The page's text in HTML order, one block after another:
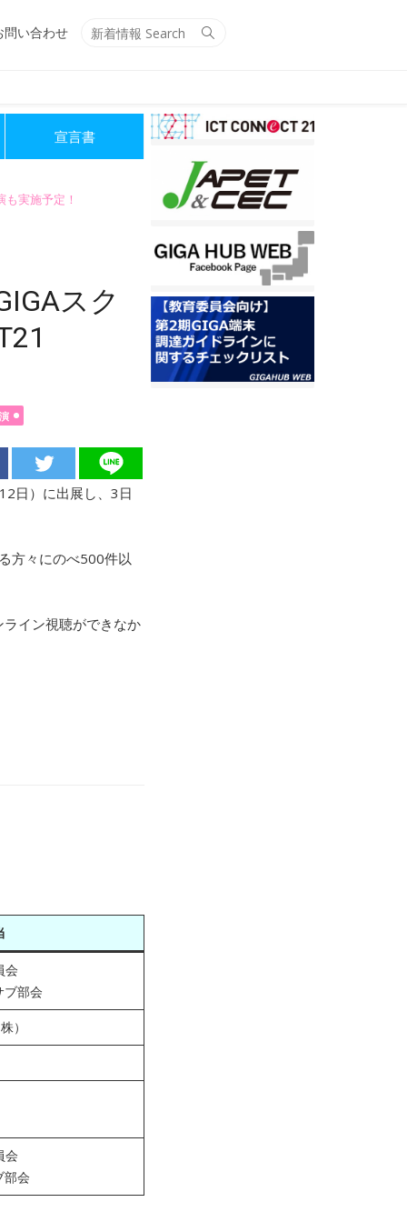
Search
問い合わせ
宣言書
実施予定！
スク
日）に出展し、3日
方々にのべ500件以
イン視聴ができなか
会
ブ部会
）
会
部会